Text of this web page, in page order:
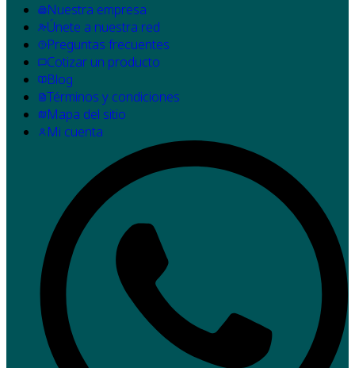
Nuestra empresa
Únete a nuestra red
Preguntas frecuentes
Cotizar un producto
Blog
Términos y condiciones
Mapa del sitio
Mi cuenta